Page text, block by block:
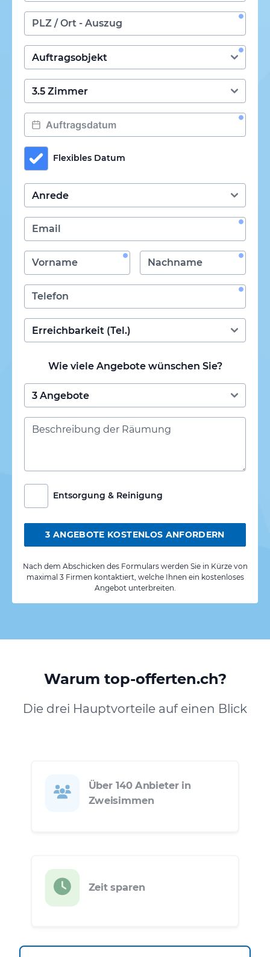
Flexibles Datum
Wie viele Angebote wünschen Sie?
Entsorgung & Reinigung
3 ANGEBOTE KOSTENLOS ANFORDERN
Nach dem Abschicken des Formulars werden Sie in Kürze von
maximal 3 Firmen kontaktiert, welche Ihnen ein kostenloses
Angebot unterbreiten.
Warum top-offerten.ch?
Die drei Hauptvorteile auf einen Blick
Über 140 Anbieter in
Zweisimmen
Zeit sparen